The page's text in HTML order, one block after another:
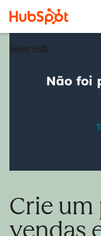
Sales Hub
Crie um
vendas